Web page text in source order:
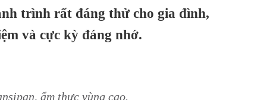
trình rất đáng thử cho gia đình,
và cực kỳ đáng nhớ.
ẩm thực vùng cao.